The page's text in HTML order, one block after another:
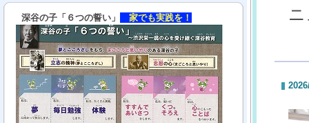
深谷の子「６つの誓い」 家でも実践を！